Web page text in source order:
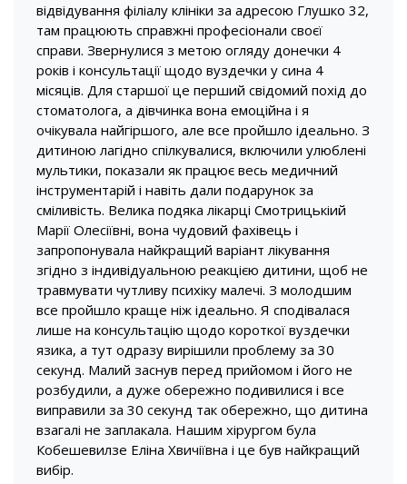
відвідування філіалу клініки за адресою Глушко 32,
там працюють справжні професіонали своєї
справи. Звернулися з метою огляду донечки 4
років і консультації щодо вуздечки у сина 4
місяців. Для старшої це перший свідомий похід до
стоматолога, а дівчинка вона емоційна і я
очікувала найгіршого, але все пройшло ідеально. З
дитиною лагідно спілкувалися, включили улюблені
мультики, показали як працює весь медичний
інструментарій і навіть дали подарунок за
сміливість. Велика подяка лікарці Смотрицькіий
Марії Олесіївні, вона чудовий фахівець і
запропонувала найкращий варіант лікування
згідно з індивідуальною реакцією дитини, щоб не
травмувати чутливу психіку малечі. З молодшим
все пройшло краще ніж ідеально. Я сподівалася
лише на консультацію щодо короткої вуздечки
язика, а тут одразу вирішили проблему за 30
секунд. Малий заснув перед прийомом і його не
розбудили, а дуже обережно подивилися і все
виправили за 30 секунд так обережно, що дитина
взагалі не заплакала. Нашим хірургом була
Кобешевилзе Еліна Хвичіївна і це був найкращий
вибір.